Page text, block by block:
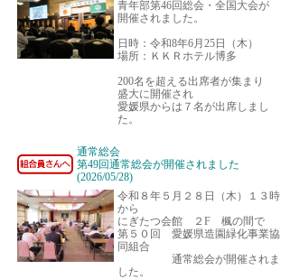
青年部第46回総会・全国大会が
開催されました。
日時：令和8年6月25日（木）
場所：ＫＫＲホテル博多
200名を超える出席者が集まり
盛大に開催され
愛媛県からは７名が出席しまし
た。
通常総会
第49回通常総会が開催されました
(2026/05/28)
令和８年５月２８日（木）１３時
から
にぎたつ会館 ２F 楓の間で
第５０回 愛媛県造園緑化事業協
同組合
通常総会が開催されま
した。